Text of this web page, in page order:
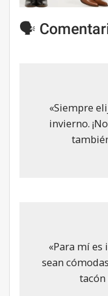
🗣️
«Siempre
invierno.
«Para mí
sean
tacón